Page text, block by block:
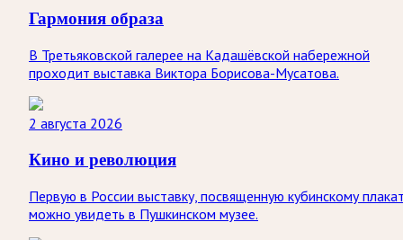
Гармония образа
В Третьяковской галерее на Кадашёвской набережной
проходит выставка Виктора Борисова-Мусатова.
2 августа 2026
Кино и революция
Первую в России выставку, посвященную кубинскому
можно увидеть в Пушкинском музее.